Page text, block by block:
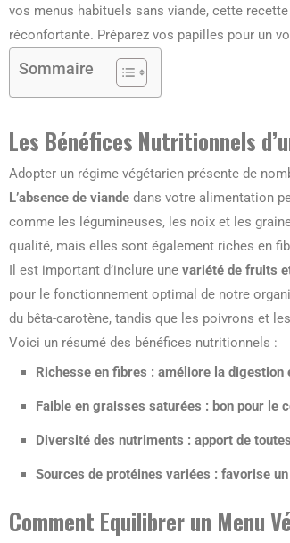
vos menus habituels sans viande, cette
réconfortante. Préparez vos papilles pour un
Sommaire
Les Bénéfices Nutritionnels
Adopter un régime végétarien présente de
L’absence de viande dans votre alimentation
comme les légumineuses, les noix et les
qualité, mais elles sont également riches en
Il est important d’inclure une variété de fruits
pour le fonctionnement optimal de notre
du bêta-carotène, tandis que les poivrons et
Voici un résumé des bénéfices nutritionnels :
Richesse en fibres : améliore la digestion
Faible en graisses saturées : bon pour le
Diversité des nutriments : apport de
Sources de protéines variées : favorise
Comment Equilibrer un Menu